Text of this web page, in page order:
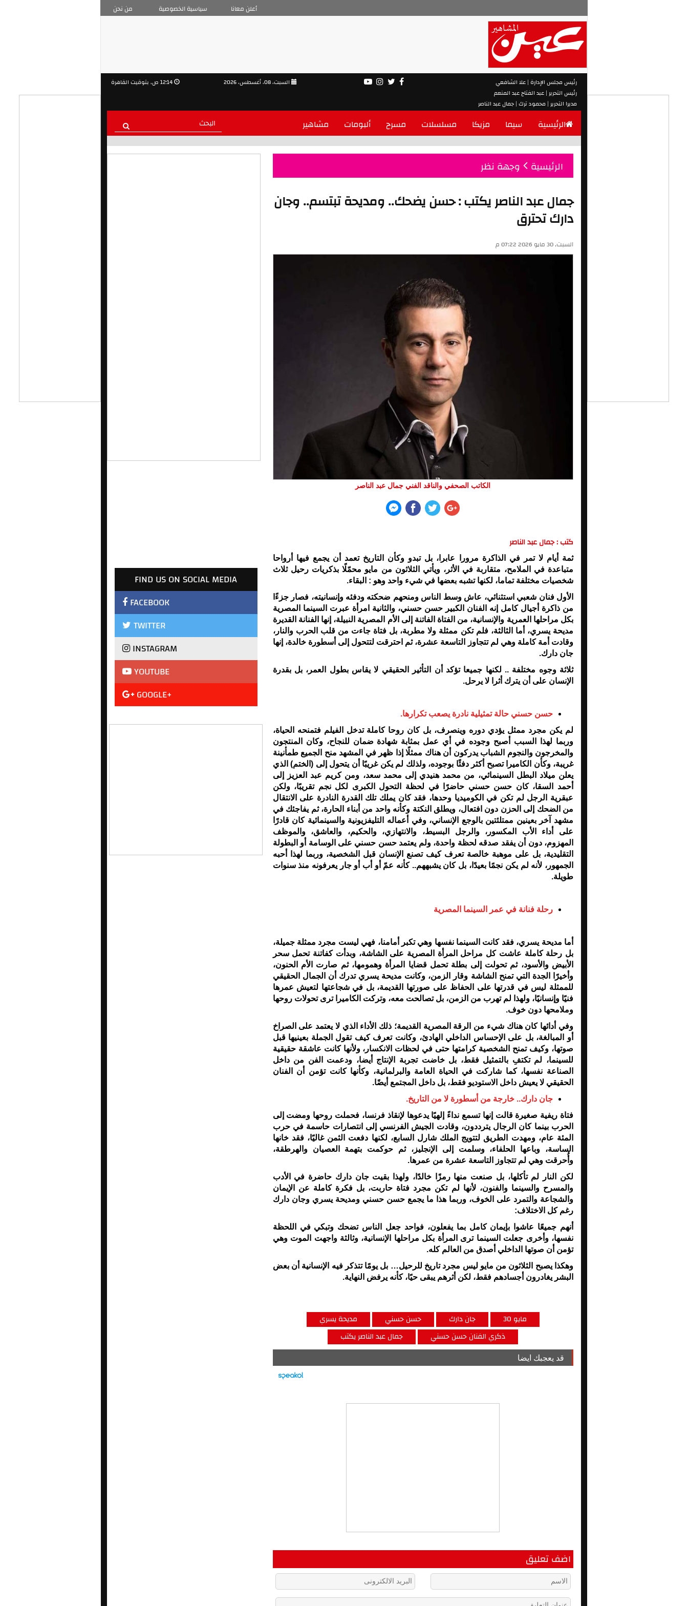
من نحن سياسية الخصوصية أعلن معانا
رئيس مجلس الإدارة | علا الشافعي
رئيس التحرير | عبد الفتاح عبد المنعم
مديرا التحرير | محمود ترك | جمال عبد الناصر
الرئيسية سيما مزيكا مسلسلات مسرح ألبومات مشاهير
الرئيسية وجهة نظر
جمال عبد الناصر يكتب : حسن يضحك.. ومديحة تبتسم.. وجان
دارك تحترق
السبت, 30 مايو 2026 07:22 م
الكاتب الصحفي والناقد الفني جمال عبد الناصر
كتب : جمال عبد الناصر
ثمة أيام لا تمر في الذاكرة مرورا عابرا، بل تبدو وكأن التاريخ تعمد أن يجمع فيها أرواحا
متباعدة في الملامح، متقاربة في الأثر، ويأتي الثلاثون من مايو محمّلًا بذكريات رحيل ثلاث
شخصيات مختلفة تماما، لكنها تشبه بعضها في شيء واحد وهو : البقاء.
الأول فنان شعبي استثنائي، عاش وسط الناس ومنحهم ضحكته ودفئه وإنسانيته، فصار جزءًا
من ذاكرة أجيال كامل إنه الفنان الكبير حسن حسني، والثانية امرأة عبرت السينما المصرية
بكل مراحلها العمرية والإنسانية، من الفتاة الفاتنة إلى الأم المصرية النبيلة، إنها الفنانة القديرة
مديحة يسري، أما الثالثة، فلم تكن ممثلة ولا مطربة، بل فتاة جاءت من قلب الحرب والنار،
وقادت أمة كاملة وهي لم تتجاوز التاسعة عشرة، ثم احترقت لتتحول إلى أسطورة خالدة، إنها
جان دارك.
ثلاثة وجوه مختلفة .. لكنها جميعا تؤكد أن التأثير الحقيقي لا يقاس بطول العمر، بل بقدرة
الإنسان على أن يترك أثرا لا يرحل.
حسن حسني حالة تمثيلية نادرة يصعب تكرارها.
لم يكن مجرد ممثل يؤدي دوره وينصرف، بل كان روحا كاملة تدخل الفيلم فتمنحه الحياة،
وربما لهذا السبب أصبح وجوده في أي عمل بمثابة شهادة ضمان للنجاح، وكان المنتجون
والمخرجون والنجوم الشباب يدركون أن هناك ممثلًا إذا ظهر في المشهد منح الجميع طمأنينة
غريبة، وكأن الكاميرا تصبح أكثر دفئًا بوجوده، ولذلك لم يكن غريبًا أن يتحول إلى (الختم) الذي
يعلن ميلاد البطل السينمائي، من محمد هنيدي إلى محمد سعد، ومن كريم عبد العزيز إلى
أحمد السقا، كان حسن حسني حاضرًا في لحظة التحول الكبرى لكل نجم تقريبًا، ولكن
عبقرية الرجل لم تكن في الكوميديا وحدها، فقد كان يملك تلك القدرة النادرة على الانتقال
من الضحك إلى الحزن دون افتعال، ويطلق النكتة وكأنه واحد من أبناء الحارة، ثم يفاجئك في
مشهد آخر بعينين ممتلئتين بالوجع الإنساني، وفي أعماله التليفزيونية والسينمائية كان قادرًا
على أداء الأب المكسور، والرجل البسيط، والانتهازي، والحكيم، والعاشق، والموظف
المهزوم، دون أن يفقد صدقه لحظة واحدة، ولم يعتمد حسن حسني على الوسامة أو البطولة
التقليدية، بل على موهبة خالصة تعرف كيف تصنع الإنسان قبل الشخصية، وربما لهذا أحبه
الجمهور، لأنه لم يكن نجمًا بعيدًا، بل كان يشبههم.. كأنه عمّ أو أب أو جار يعرفونه منذ سنوات
طويلة.
رحلة فنانة في عمر السينما المصرية
أما مديحة يسري، فقد كانت السينما نفسها وهي تكبر أمامنا، فهي ليست مجرد ممثلة جميلة،
بل رحلة كاملة عاشت كل مراحل المرأة المصرية على الشاشة، وبدأت كفاتنة تحمل سحر
الأبيض والأسود، ثم تحولت إلى بطلة تحمل قضايا المرأة وهمومها، ثم صارت الأم الحنون،
وأخيرًا الجدة التي تمنح الشاشة وقار الزمن، وكانت مديحة يسري تدرك أن الجمال الحقيقي
للممثلة ليس في قدرتها على الحفاظ على صورتها القديمة، بل في شجاعتها لتعيش عمرها
فنيًا وإنسانيًا، ولهذا لم تهرب من الزمن، بل تصالحت معه، وتركت الكاميرا ترى تحولات روحها
وملامحها دون خوف.
وفي أدائها كان هناك شيء من الرقة المصرية القديمة؛ ذلك الأداء الذي لا يعتمد على الصراخ
أو المبالغة، بل على الإحساس الداخلي الهادئ، وكانت تعرف كيف تقول الجملة بعينيها قبل
صوتها، وكيف تمنح الشخصية كرامتها حتى في لحظات الانكسار، ولأنها كانت عاشقة حقيقية
للسينما، لم تكتفِ بالتمثيل فقط، بل خاضت تجربة الإنتاج أيضا، ودعمت الفن من داخل
الصناعة نفسها، كما شاركت في الحياة العامة والبرلمانية، وكأنها كانت تؤمن أن الفنان
الحقيقي لا يعيش داخل الاستوديو فقط، بل داخل المجتمع أيضًا.
جان دارك.. خارجة من أسطورة لا من التاريخ.
فتاة ريفية صغيرة قالت إنها تسمع نداءً إلهيًا يدعوها لإنقاذ فرنسا، فحملت روحها ومضت إلى
الحرب بينما كان الرجال يترددون، وقادت الجيش الفرنسي إلى انتصارات حاسمة في حرب
المئة عام، ومهدت الطريق لتتويج الملك شارل السابع، لكنها دفعت الثمن غاليًا، فقد خانها
الساسة، وباعها الحلفاء، وسلمت إلى الإنجليز، ثم حوكمت بتهمة العصيان والهرطقة،
وأُحرقت وهي لم تتجاوز التاسعة عشرة من عمرها.
لكن النار لم تأكلها، بل صنعت منها رمزًا خالدًا، ولهذا بقيت جان دارك حاضرة في الأدب
والمسرح والسينما والفنون، لأنها لم تكن مجرد فتاة حاربت، بل فكرة كاملة عن الإيمان
والشجاعة والتمرد على الخوف، وربما هذا ما يجمع حسن حسني ومديحة يسري وجان دارك
رغم كل الاختلاف:
أنهم جميعًا عاشوا بإيمان كامل بما يفعلون، فواحد جعل الناس تضحك وتبكي في اللحظة
نفسها، وأخرى جعلت السينما ترى المرأة بكل مراحلها الإنسانية، وثالثة واجهت الموت وهي
تؤمن أن صوتها الداخلي أصدق من العالم كله.
وهكذا يصبح الثلاثون من مايو ليس مجرد تاريخ للرحيل… بل يومًا تتذكر فيه الإنسانية أن بعض
البشر يغادرون أجسادهم فقط، لكن أثرهم يبقى حيًا، كأنه يرفض النهاية.
مديحة يسري حسن حسني جان دارك
30 مايو
جمال عبد الناصر يكتب
ذكري الفنان حسن حسني
قد يعجبك ايضا
اضف تعليق
FIND US ON SOCIAL MEDIA
FACEBOOK
TWITTER
INSTAGRAM
YOUTUBE
GOOGLE+